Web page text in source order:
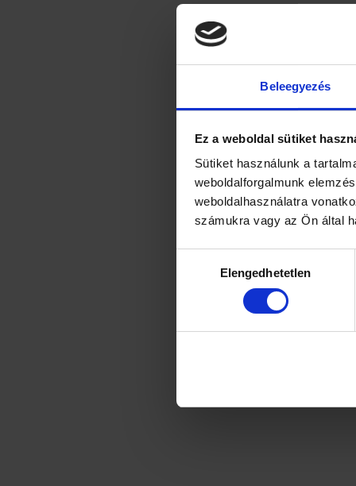
Beleegyezés
Ez a weboldal sütiket
Sütiket használunk a
weboldalforgalmunk
weboldalhasználatra
számukra vagy az Ön által
kiválasztásaElengedhetetlen